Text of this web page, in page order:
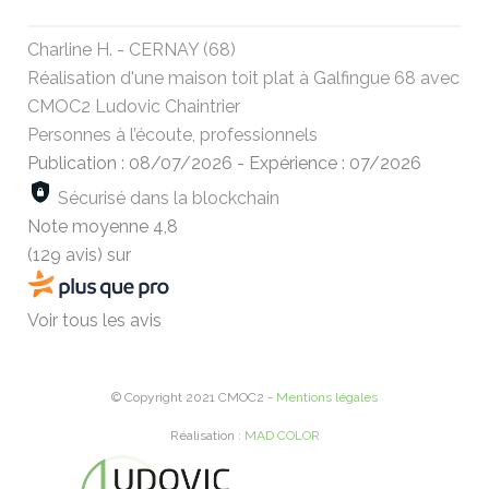
Charline H. - CERNAY (68)
Réalisation d'une maison toit plat à Galfingue 68 avec
CMOC2 Ludovic Chaintrier
Personnes à l’écoute, professionnels
Publication : 08/07/2026 - Expérience : 07/2026
Sécurisé dans la blockchain
Note moyenne 4,8
(129 avis) sur
Voir tous les avis
© Copyright 2021 CMOC2 - Mentions légales
Réalisation : MAD COLOR